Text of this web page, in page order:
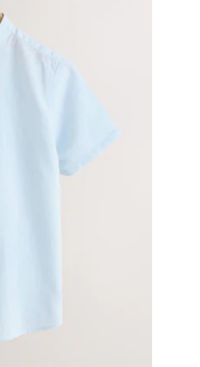
Shorts
Sunglasses
Beach Towels
Boden